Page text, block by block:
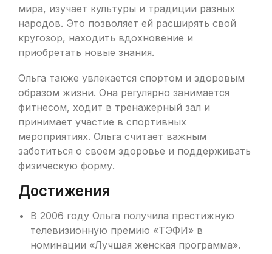
мира, изучает культуры и традиции разных
народов. Это позволяет ей расширять свой
кругозор, находить вдохновение и
приобретать новые знания.
Ольга также увлекается спортом и здоровым
образом жизни. Она регулярно занимается
фитнесом, ходит в тренажерный зал и
принимает участие в спортивных
мероприятиях. Ольга считает важным
заботиться о своем здоровье и поддерживать
физическую форму.
Достижения
В 2006 году Ольга получила престижную
телевизионную премию «ТЭФИ» в
номинации «Лучшая женская программа».